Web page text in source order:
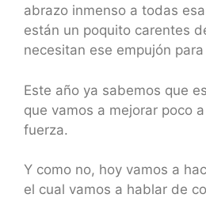
abrazo inmenso a todas
están un poquito carentes
necesitan ese empujón
Este año ya sabemos que
que vamos a mejorar poco
fuerza.
Y como no, hoy vamos a
el cual vamos a hablar de